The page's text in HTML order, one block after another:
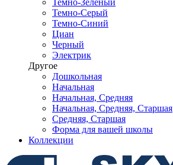
Темно-Зеленый
Темно-Серый
Темно-Синий
Циан
Черный
Электрик
Другое
Дошкольная
Начальная
Начальная, Средняя
Начальная, Средняя, Старшая
Средняя, Старшая
Форма для вашей школы
Коллекции